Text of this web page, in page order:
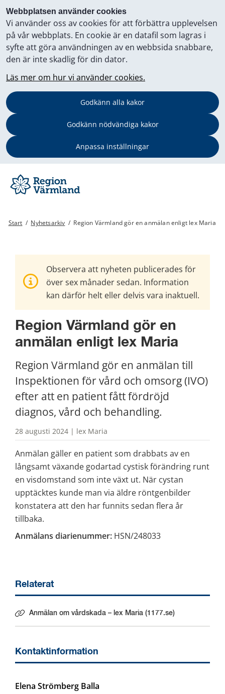
Webbplatsen använder cookies
Vi använder oss av cookies för att förbättra upplevelsen
på vår webbplats. En cookie är en datafil som lagras i
syfte att göra användningen av en webbsida snabbare,
den är inte skadlig för din dator.
Läs mer om hur vi använder cookies.
Godkänn alla kakor
Godkänn nödvändiga kakor
Anpassa inställningar
Start / Nyhetsarkiv / Region Värmland gör en anmälan enligt lex Maria
Observera att nyheten publicerades för
över sex månader sedan. Information
kan därför helt eller delvis vara inaktuell.
Region Värmland gör en
anmälan enligt lex Maria
Region Värmland gör en anmälan till
Inspektionen för vård och omsorg (IVO)
efter att en patient fått fördröjd
diagnos, vård och behandling.
28 augusti 2024 | lex Maria
Anmälan gäller en patient som drabbats av en
långsamt växande godartad cystisk förändring runt
en visdomstand som inte växt ut. När cystan
upptäcktes kunde man via äldre röntgenbilder
konstatera att den har funnits sedan flera år
tillbaka.
Anmälans diarienummer: HSN/248033
Relaterat
Anmälan om vårdskada – lex Maria (1177.se)
Länk till annan webbplats.
Kontaktinformation
Elena Strömberg Balla